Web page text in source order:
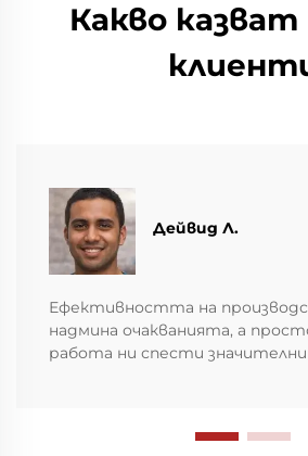
Какво
Дейвид Л.
Ефективността на
надмина очакванията, а
работа ни спести значителни